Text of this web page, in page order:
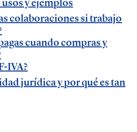
Digital.
para tu empresa de
para emprender de El
colaboraciones si trabajo
cuando compras y
IVA?
jurídica y por qué es tan